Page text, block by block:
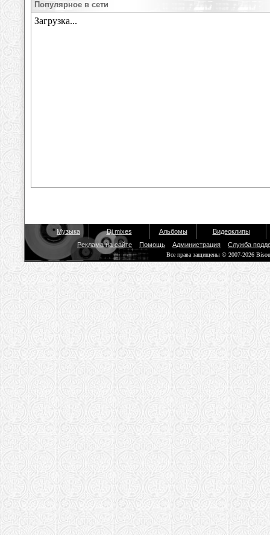
Популярное в сети
Музыка Dj mixes Альбомы
Видеоклипы
Реклама на сайте
Помощь Администрация Служба
Все права защищены © 2007-2026